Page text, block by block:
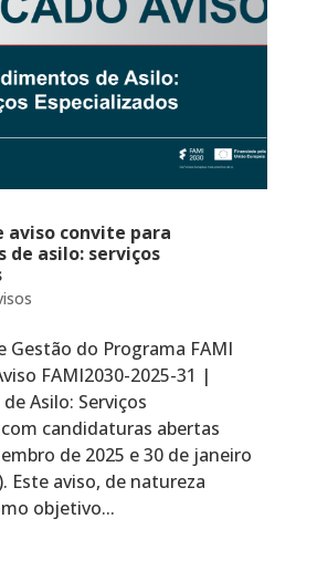
aviso convite para
de asilo: serviços
Gestão do Programa FAMI
FAMI2030-2025-31 |
Asilo: Serviços
candidaturas abertas
de 2025 e 30 de janeiro
Este aviso, de natureza
objetivo...